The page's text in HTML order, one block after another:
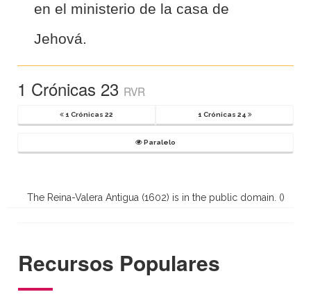
en el ministerio de la casa de
Jehová.
1 Crónicas 23 RVR
1 Crónicas 22 1 Crónicas 24
Paralelo
The Reina-Valera Antigua (1602) is in the public domain. ()
Recursos Populares